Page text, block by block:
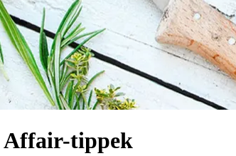
Affair-tippek